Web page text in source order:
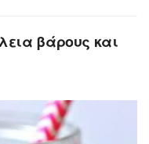
βάρους και